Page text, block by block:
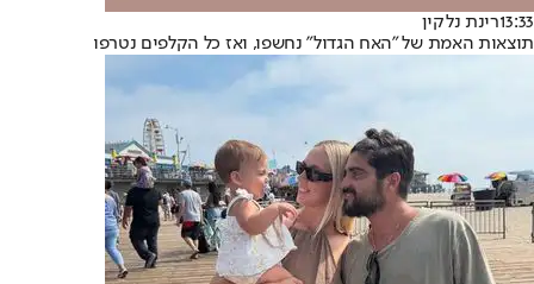
13:33רינת נלקין
תוצאות האמת של "האח הגדול" נחשפו, ואז כל הקלפים נטרפו